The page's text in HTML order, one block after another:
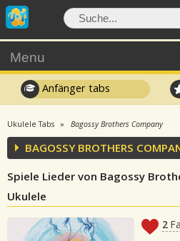
Menu
Anfänger tabs
Ukulele Tabs Bagossy Brothers Company
BAGOSSY BROTHERS
Spiele Lieder von Bagossy
Ukulele
2